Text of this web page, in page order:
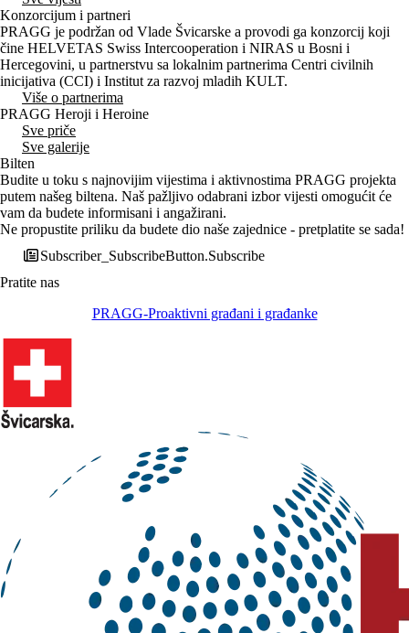
Konzorcijum i partneri
PRAGG je podržan od Vlade Švicarske a provodi ga konzorcij koji
čine HELVETAS Swiss Intercooperation i NIRAS u Bosni i
Hercegovini, u partnerstvu sa lokalnim partnerima Centri civilnih
inicijativa (CCI) i Institut za razvoj mladih KULT.
Više o partnerima
PRAGG Heroji i Heroine
Sve priče
Sve galerije
Bilten
Budite u toku s najnovijim vijestima i aktivnostima PRAGG projekta
putem našeg biltena. Naš pažljivo odabrani izbor vijesti omogućit će
vam da budete informisani i angažirani.
Ne propustite priliku da budete dio naše zajednice - pretplatite se sada!
Subscriber_SubscribeButton.Subscribe
Pratite nas
PRAGG-Proaktivni građani i građanke